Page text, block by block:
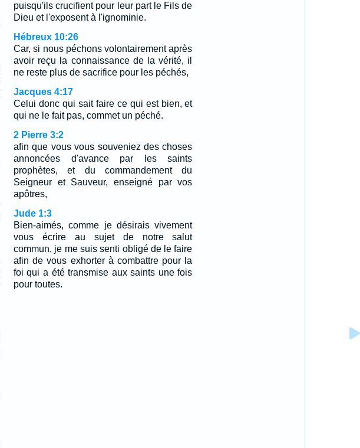
puisqu'ils crucifient pour leur part le Fils de
Dieu et l'exposent à l'ignominie.
Hébreux 10:26
Car, si nous péchons volontairement après
avoir reçu la connaissance de la vérité, il
ne reste plus de sacrifice pour les péchés,
Jacques 4:17
Celui donc qui sait faire ce qui est bien, et
qui ne le fait pas, commet un péché.
2 Pierre 3:2
afin que vous vous souveniez des choses
annoncées d'avance par les saints
prophètes, et du commandement du
Seigneur et Sauveur, enseigné par vos
apôtres,
Jude 1:3
Bien-aimés, comme je désirais vivement
vous écrire au sujet de notre salut
commun, je me suis senti obligé de le faire
afin de vous exhorter à combattre pour la
foi qui a été transmise aux saints une fois
pour toutes.